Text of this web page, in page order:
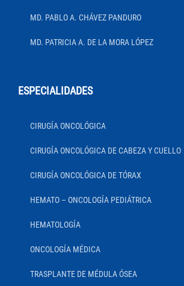
MD. PABLO A. CHÁVEZ PANDURO
MD. PATRICIA A. DE LA MORA LÓPEZ
ESPECIALIDADES
CIRUGÍA ONCOLÓGICA
CIRUGÍA ONCOLÓGICA DE CABEZA Y CUELLO
CIRUGÍA ONCOLÓGICA DE TÓRAX
HEMATO – ONCOLOGÍA PEDIÁTRICA
HEMATOLOGÍA
ONCOLOGÍA MÉDICA
TRASPLANTE DE MÉDULA ÓSEA